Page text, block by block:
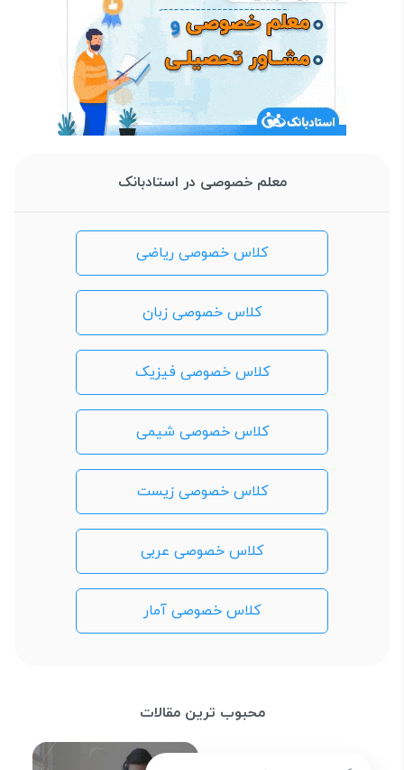
معلم خصوصی در استادبانک
کلاس خصوصی ریاضی
کلاس خصوصی زبان
کلاس خصوصی فیزیک
کلاس خصوصی شیمی
کلاس خصوصی زیست
کلاس خصوصی عربی
کلاس خصوصی آمار
محبوب ترین مقالات